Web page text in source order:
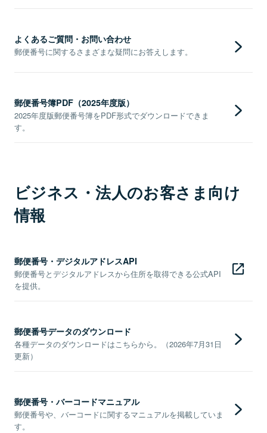
よくあるご質問・お問い合わせ
郵便番号に関するさまざまな疑問にお答えします。
郵便番号簿PDF（2025年度版）
2025年度版郵便番号簿をPDF形式でダウンロードできま
す。
ビジネス・法人のお客さま向け
情報
郵便番号・デジタルアドレスAPI
郵便番号とデジタルアドレスから住所を取得できる公式API
を提供。
郵便番号データのダウンロード
各種データのダウンロードはこちらから。（2026年7月31日
更新）
郵便番号・バーコードマニュアル
郵便番号や、バーコードに関するマニュアルを掲載していま
す。